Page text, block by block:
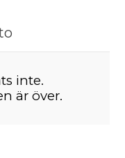
inte.
är över.